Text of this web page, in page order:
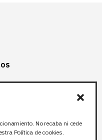
No recaba ni cede
Política de cookies.